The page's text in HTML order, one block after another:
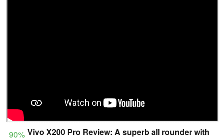
90% Vivo X200 Pro Review: A superb all rounder with